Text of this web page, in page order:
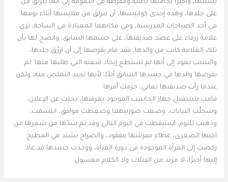
بسببها، وأخيرًا بجامتها ناعمة ومفرطة في النعومة إلى أنها تنزلق من
على جلدها، وهذه إحدى كوابيسها، أن تنزلق من ملابسها أثناء نومها.
في أحد الصباحات المدرسية، وفي مكانهما المعتادة في الساحة، ترى
علامة زرقاء على عضد صديقتها، على جسمها السابق، واتضح لها بأن
تلك العلامة كانت من والدها، فقد قام بقرصها إلى أن ازرّق جلدها،
والسبب يعود إلى أنها لم تستطع إيجاد قبعته التي طلبها منها. لم
يقرصها والدها في جسدها السابق أبدًا، لأنها تجيد التملص منه، ولكن
عندما رأت صديقتها تعاني، حزمت أمرها.
قامت بتشغيل جهاز الحاسب الموجود بغرفتها، بحثت عن الإعلان،
وسجلّت البيانات، وضعت صورتيهما وضغطت موافق، ابتسمت،
وذهبت للنوم. استيقظت في اليوم التالي وقد تم شدّها من شعرها من
اختها الصغرى، غطاء مفرشها مفقود، والصراخ يشتد في المطبخ.
ركضت إلى المرآة الموجودة في دورة المياه، ووجدت جسدها قد عاد
إليها أخيرًا، لا مزيد من القبلات ولا الكلام معسول.